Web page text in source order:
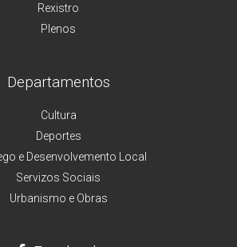
Rexistro
Plenos
Departamentos
Cultura
Deportes
e Desenvolvemento Local
Servizos Sociais
Urbanismo e Obras